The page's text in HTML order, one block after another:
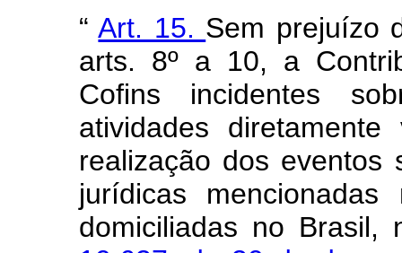
“Art. 15. Sem prejuízo
arts. 8º a 10, a
Cofins incidentes
atividades
realização dos eventos
jurídicas
domiciliadas no